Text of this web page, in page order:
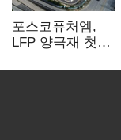
포스코퓨처엠,
LFP 양극재 첫
ESS 시장 공략